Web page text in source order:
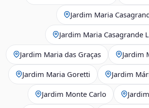
Jardim Maria
Jardim Maria Casagrande
Jardim Maria das Graças Jardim
Jardim Maria Goretti Jardim
Jardim Monte Carlo